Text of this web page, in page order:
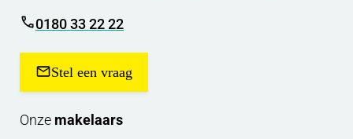
0180 33 22 22
Stel een vraag
Onze makelaars